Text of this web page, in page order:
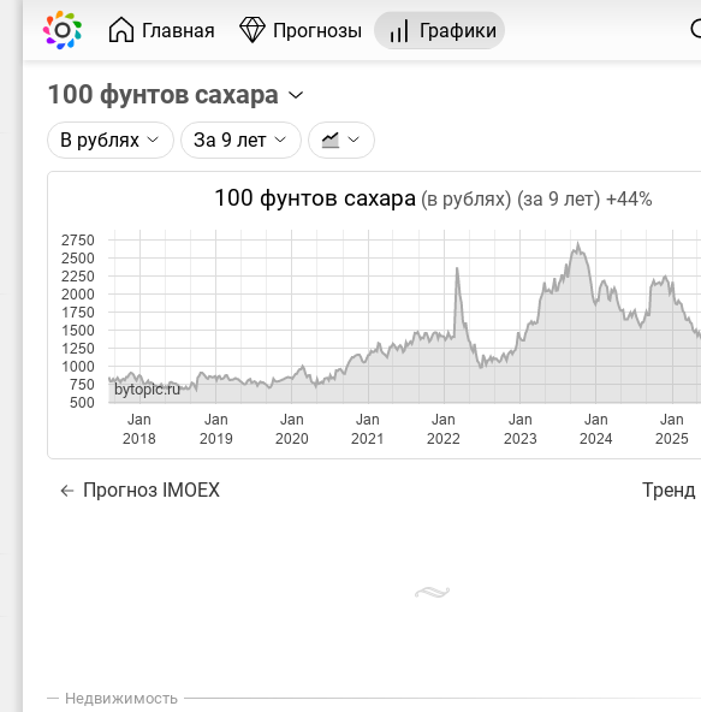
Главная Прогнозы Графики
100 фунтов сахара
Описание графика:
Цена фьючерса на сахар, торгуемого на ICE.
Каждая точка на графике - цена закрытия дня, недели или месяца.
Оптимальный таймфрейм (день, неделя, месяц) подбирается
при изменении глубины графика.
Данные добавляются ежедневно.
В рублях За 9 лет
100 фунтов сахара (в рублях) (за 9 лет) +44%
Jan
2018
Jan
2019
Jan
2020
Jan
2021
Jan
2022
Jan
2023
Jan
2024
Jan
2025
500
750
1000
1250
1500
1750
2000
2250
2500
2750
bytopic.ru
Прогноз IMOEX Тренд
Недвижимость